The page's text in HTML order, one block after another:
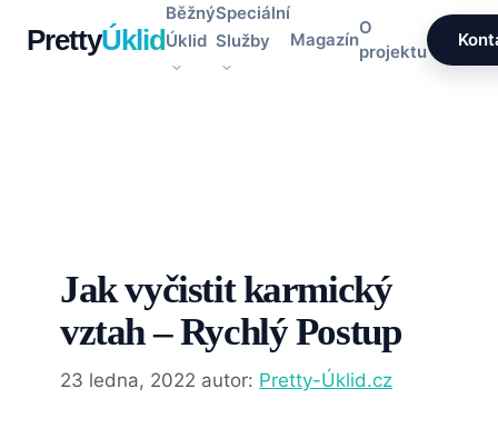
PrettyÚklid
Běžný
Úklid
Speciální
Služby
Magazín
O
projektu
Jak vyčistit karmický
vztah – Rychlý Postup
23 ledna, 2022 autor: Pretty-Úklid.cz